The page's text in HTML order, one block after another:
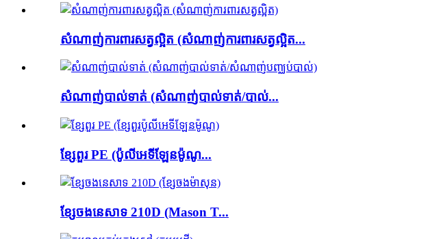
សំណាញ់ការពារសត្វល្អិត (សំណាញ់ការពារសត្វល្អិត...
សំណាញ់បាល់ទាត់ (សំណាញ់បាល់ទាត់/បាល់...
ខ្សែពួរ PE (ប៉ូលីអេទីឡែនម៉ូណូ...
ខ្សែចងនេសាទ 210D (Mason T...